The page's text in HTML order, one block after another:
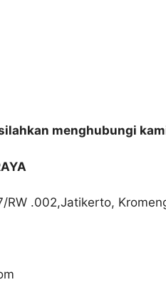
menghubungi
RW .002,Jatikerto,